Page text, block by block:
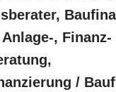
, Finanz-
/